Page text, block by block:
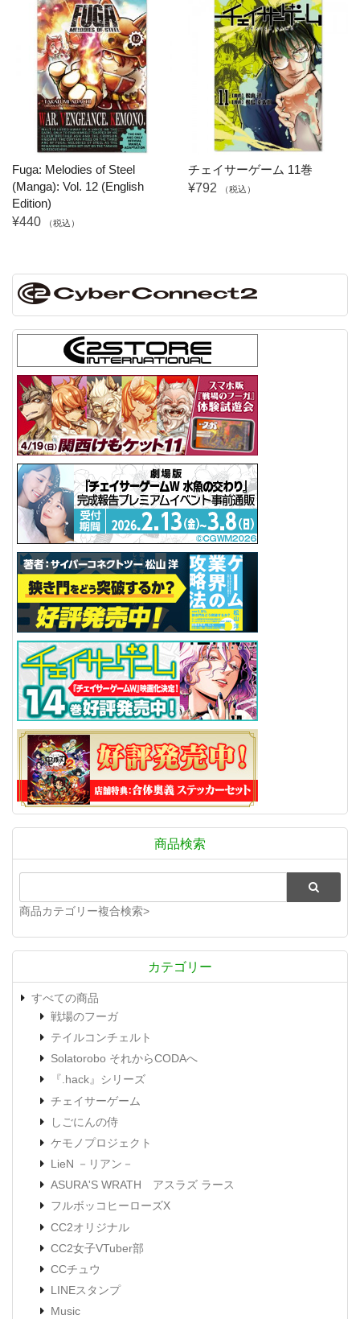
Fuga: Melodies of Steel
(Manga): Vol. 12 (English
Edition)
¥440
（税込）
チェイサーゲーム 11巻
¥792
（税込）
商品検索
商品カテゴリー複合検索>
カテゴリー
すべての商品
戦場のフーガ
テイルコンチェルト
Solatorobo それからCODAへ
『.hack』シリーズ
チェイサーゲーム
しごにんの侍
ケモノプロジェクト
LieN －リアン－
ASURA'S WRATH アスラズ ラース
フルボッコヒーローズX
CC2オリジナル
CC2女子VTuber部
CCチュウ
LINEスタンプ
Music